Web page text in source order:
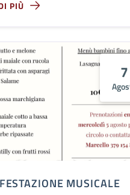
PIÙ
7
MUSICALE